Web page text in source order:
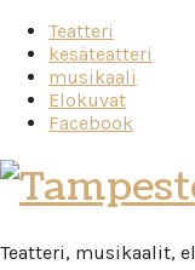
Teatteri
kesäteatteri
musikaali
Elokuvat
Facebook
Teatro
Teatteri, musikaalit,